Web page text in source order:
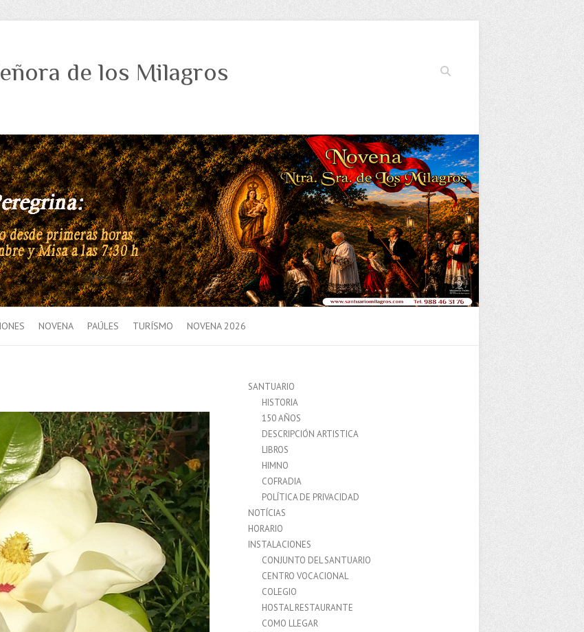
Buscar
de los Milagros
NOVENA PAÚLES TURÍSMO NOVENA 2026
SANTUARIO
HISTORIA
150 AÑOS
DESCRIPCIÓN ARTISTICA
LIBROS
HIMNO
COFRADIA
POLÍTICA DE PRIVACIDAD
NOTÍCIAS
HORARIO
INSTALACIONES
CONJUNTO DEL SANTUARIO
CENTRO VOCACIONAL
COLEGIO
HOSTAL RESTAURANTE
COMO LLEGAR